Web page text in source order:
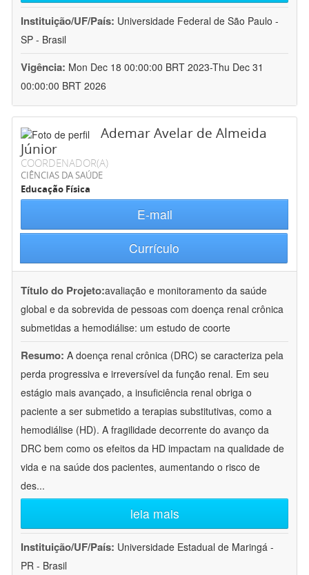
Instituição/UF/País: Universidade Federal de São Paulo -
SP - Brasil
Vigência: Mon Dec 18 00:00:00 BRT 2023-Thu Dec 31
00:00:00 BRT 2026
Ademar Avelar de Almeida
Júnior
COORDENADOR(A)
CIÊNCIAS DA SAÚDE
Educação Física
E-mail
Currículo
Título do Projeto:avaliação e monitoramento da saúde
global e da sobrevida de pessoas com doença renal crônica
submetidas a hemodiálise: um estudo de coorte
Resumo: A doença renal crônica (DRC) se caracteriza pela
perda progressiva e irreversível da função renal. Em seu
estágio mais avançado, a insuficiência renal obriga o
paciente a ser submetido a terapias substitutivas, como a
hemodiálise (HD). A fragilidade decorrente do avanço da
DRC bem como os efeitos da HD impactam na qualidade de
vida e na saúde dos pacientes, aumentando o risco de
des...
leia mais
Instituição/UF/País: Universidade Estadual de Maringá -
PR - Brasil